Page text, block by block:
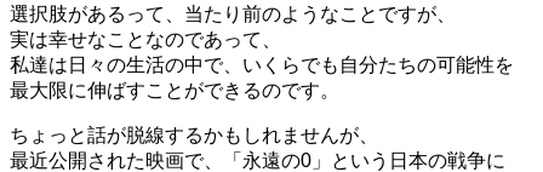
選択肢があるって、当たり前のようなことですが、
実は幸せなことなのであって、
私達は日々の生活の中で、いくらでも自分たちの可能性を
最大限に伸ばすことができるのです。
ちょっと話が脱線するかもしれませんが、
最近公開された映画で、「永遠の0」という日本の戦争に